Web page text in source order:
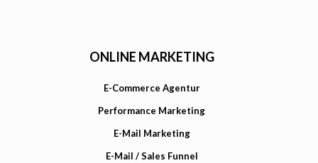
ONLINE MARKETING
E-Commerce Agentur
Performance Marketing
E-Mail Marketing
E-Mail / Sales Funnel